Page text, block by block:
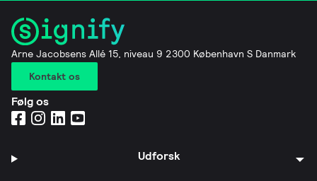
Arne Jacobsens Allé 15, niveau 9 2300 København S Danmark
Kontakt os
Følg os
Udforsk